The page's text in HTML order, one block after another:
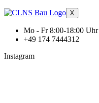
X
Mo - Fr 8:00-18:00 Uhr
+49 174 7444312
Instagram